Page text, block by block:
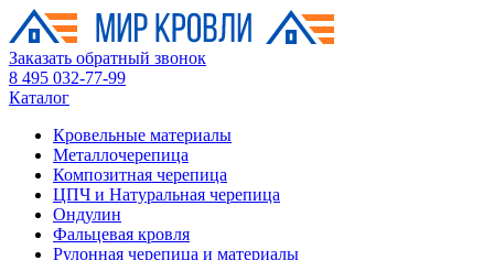
Заказать обратный звонок
8 495 032-77-99
Каталог
Кровельные материалы
Металлочерепица
Композитная черепица
ЦПЧ и Натуральная черепица
Ондулин
Фальцевая кровля
Рулонная черепица и материалы